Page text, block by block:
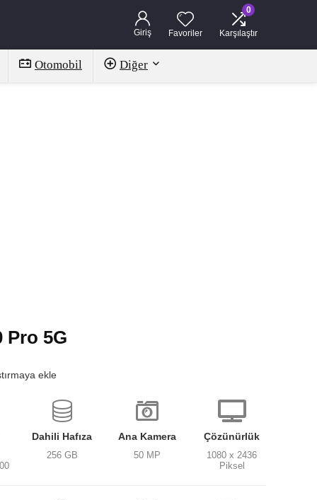
Giriş Favoriler
0
Karşılaştır
Otomobil Diğer
Pro 5G
ekle
Dahili Hafıza
256 GB
Ana Kamera
50 MP
Çözünürlük
1080 x 2436
Piksel